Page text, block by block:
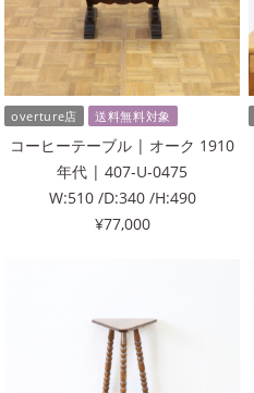
overture店 送料無料対象
コーヒーテーブル | オーク 1910
年代 | 407-U-0475
W:510 /D:340 /H:490
¥77,000